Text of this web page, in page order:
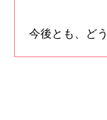
今後とも、ど